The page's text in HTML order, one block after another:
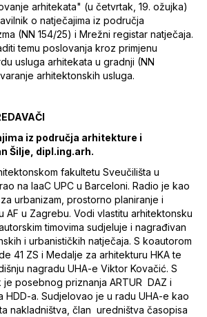
arhitekata" (u četvrtak, 19. ožujka)
o natječajima iz područja
(NN 154/25) i Mrežni registar natječaja.
temu poslovanja kroz primjenu
usluga arhitekata u gradnji (NN
arhitektonskih usluga.
iz područja arhitekture i
Šilje, dipl.ing.arh.
fakultetu Sveučilišta u
na IaaC UPC u Barceloni. Radio je kao
urbanizam, prostorno planiranje i
AF u Zagrebu. Vodi vlastitu arhitektonsku
timovima sudjeluje i nagrađivan
i urbanističkih natječaja. S koautorom
41 ZS i Medalje za arhitekturu HKA te
nagradu UHA-e Viktor Kovačić. S
posebnog priznanja ARTUR DAZ i
HDD-a. Sudjelovao je u radu UHA-e kao
nakladništva, član uredništva časopisa